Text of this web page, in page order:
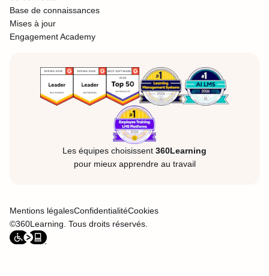
Base de connaissances
Mises à jour
Engagement Academy
Les équipes choisissent 360Learning
pour mieux apprendre au travail
Mentions légalesConfidentialitéCookies
©360Learning. Tous droits réservés.